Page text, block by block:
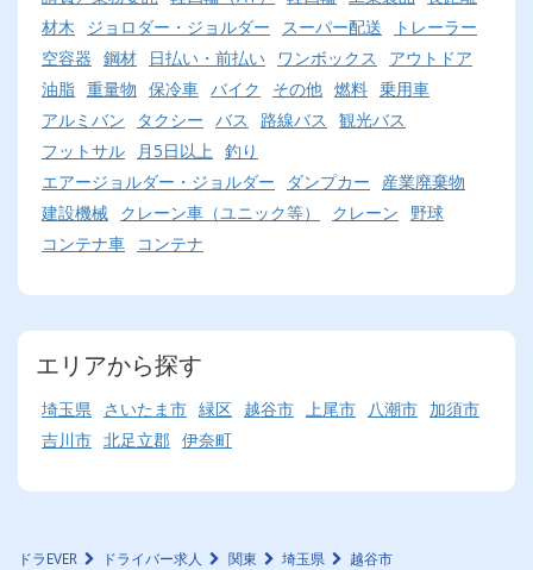
材木
ジョロダー・ジョルダー スーパー配送
トレーラー
空容器 鋼材 日払い・前払い ワンボックス
アウトドア
油脂 重量物 保冷車 バイク その他 燃料 乗用車
アルミバン
タクシー バス 路線バス
観光バス
フットサル
月5日以上 釣り
エアージョルダー・ジョルダー
ダンプカー
産業廃棄物
建設機械 クレーン車（ユニック等） クレーン
野球
コンテナ車
コンテナ
エリアから探す
埼玉県 さいたま市 緑区 越谷市 上尾市 八潮市 加須市
吉川市 北足立郡 伊奈町
ドラEVER ドライバー求人 関東 埼玉県 越谷市